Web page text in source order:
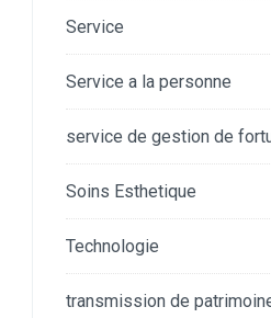
Service
Service a la personne
service de gestion de
Soins Esthetique
Technologie
transmission de